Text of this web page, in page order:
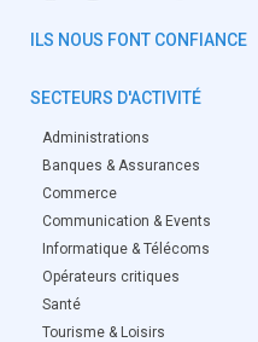
ILS NOUS FONT CONFIANCE
SECTEURS D'ACTIVITÉ
Administrations
Banques & Assurances
Commerce
Communication & Events
Informatique & Télécoms
Opérateurs critiques
Santé
Tourisme & Loisirs